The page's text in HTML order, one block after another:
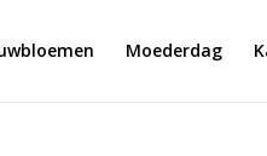
Moederdag